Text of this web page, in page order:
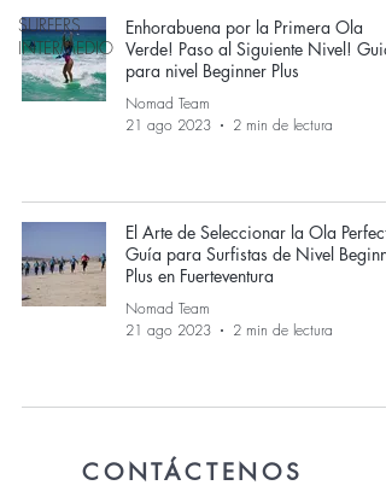
SURFERS
INTERMEDIO
Enhorabuena por la Primera Ola
Verde! Paso al Siguiente Nivel! Guia
para nivel Beginner Plus
Nomad Team
21 ago 2023
2 min de lectura
El Arte de Seleccionar la Ola
Guía para Surfistas de Nivel
Plus en Fuerteventura
Nomad Team
21 ago 2023
2 min de lectura
CONTÁCTENOS